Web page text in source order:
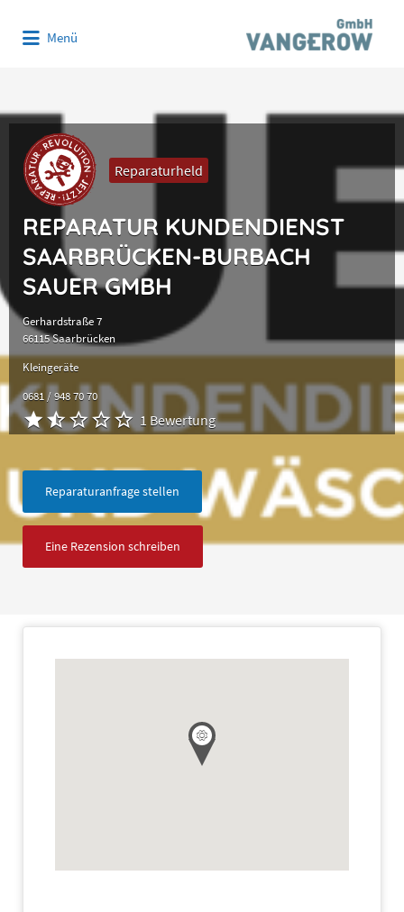
Menü
Reparaturheld
REPARATUR KUNDENDIENST
SAARBRÜCKEN-BURBACH
SAUER GMBH
Gerhardstraße 7
66115 Saarbrücken
Kleingeräte
0681 / 948 70 70
1 Bewertung
Reparaturanfrage stellen
Eine Rezension schreiben